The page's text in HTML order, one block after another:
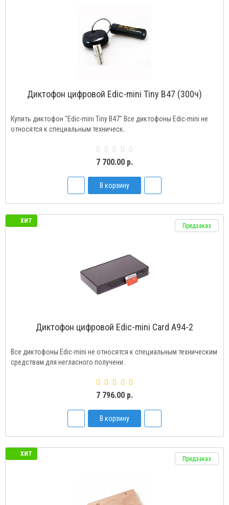
Диктофон цифровой Edic-mini Tiny B47 (300ч)
Купить диктофон "Edic-mini Tiny B47" Все диктофоны Edic-mini не
относятся к специальным техническ..
7 700.00 р.
В корзину
ХИТ
Предзаказ
Диктофон цифровой Edic-mini Card A94-2
Все диктофоны Edic-mini не относятся к специальным техническим
средствам для негласного получени..
7 796.00 р.
В корзину
ХИТ
Предзаказ